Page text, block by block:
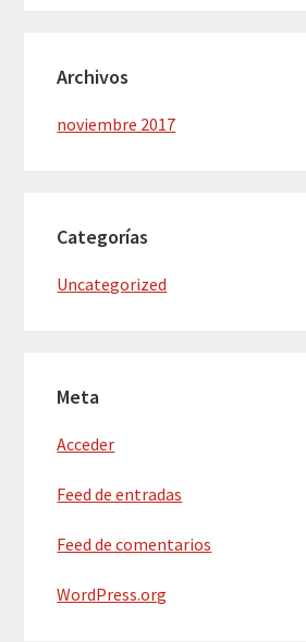
Archivos
noviembre 2017
Categorías
Uncategorized
Meta
Acceder
Feed de entradas
Feed de comentarios
WordPress.org